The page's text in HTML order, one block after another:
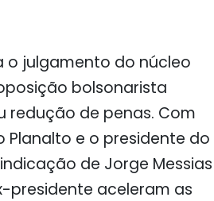
o julgamento do núcleo
bolsonarista
de penas. Com
e o presidente do
de Jorge Messias
presidente aceleram as